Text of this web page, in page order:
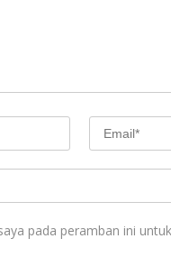
pada peramban ini